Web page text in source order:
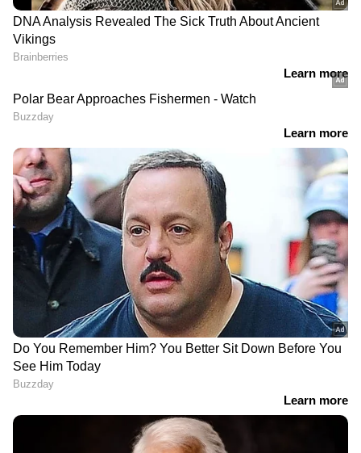
DOWNLOAD APP
RECOMMENDED STORIES
ഓപ്പറേഷൻ തൂഫാൻ;
വീട്ടിൽ നിന്ന് 1 കോടി
രൂപയുടെ എംഡിഎംഎ
പിടികൂടിയ കേസിൽ ഒരാൾ
കൂടി പിടിയിൽ
ആറര മാസമായി ഒളിവിൽ,
റിജിൻ കലൂരിൽ ഉണ്ടെന്ന്
രഹസ്യവിവരം കിട്ടി
പൊലീസെത്തി;
അയൽവാസിയുടെ